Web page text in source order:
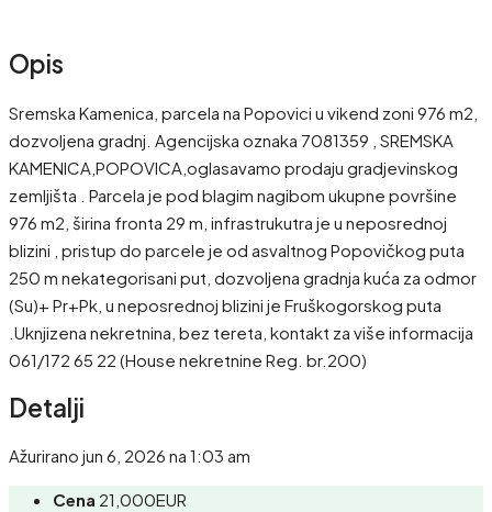
Opis
Sremska Kamenica, parcela na Popovici u vikend zoni 976 m2,
dozvoljena gradnj. Agencijska oznaka 7081359 , SREMSKA
KAMENICA,POPOVICA,oglasavamo prodaju gradjevinskog
zemljišta . Parcela je pod blagim nagibom ukupne površine
976 m2, širina fronta 29 m, infrastrukutra je u neposrednoj
blizini , pristup do parcele je od asvaltnog Popovičkog puta
250 m nekategorisani put, dozvoljena gradnja kuća za odmor
(Su)+ Pr+Pk, u neposrednoj blizini je Fruškogorskog puta
.Uknjizena nekretnina, bez tereta, kontakt za više informacija
061/172 65 22 (House nekretnine Reg. br.200)
Detalji
Ažurirano jun 6, 2026 na 1:03 am
Cena 21,000EUR